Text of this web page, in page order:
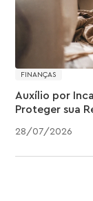
FINANÇAS
28/07/2026
Auxílio por
Proteger sua